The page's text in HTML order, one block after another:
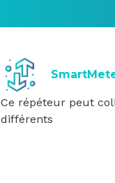
Ce répéteur peut
différents